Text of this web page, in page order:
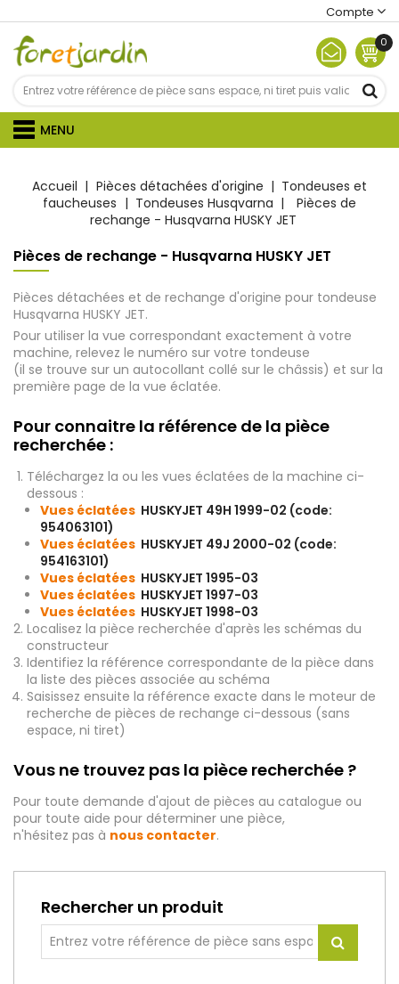
Compte
0
MENU
Accueil Pièces détachées d'origine
Tondeuses et
faucheuses
Tondeuses Husqvarna
Pièces de
rechange - Husqvarna HUSKY JET
Pièces de rechange - Husqvarna HUSKY JET
Pièces détachées et de rechange d'origine pour tondeuse
Husqvarna HUSKY JET.
Pour utiliser la vue correspondant exactement à votre
machine, relevez le numéro sur votre tondeuse
(il se trouve sur un autocollant collé sur le châssis) et sur la
première page de la vue éclatée.
Pour connaitre la référence de la pièce
recherchée :
Téléchargez la ou les vues éclatées de la machine ci-
dessous :
Vues éclatées HUSKYJET 49H 1999-02 (code:
954063101)
Vues éclatées HUSKYJET 49J 2000-02 (code:
954163101)
Vues éclatées HUSKYJET 1995-03
Vues éclatées HUSKYJET 1997-03
Vues éclatées HUSKYJET 1998-03
Localisez la pièce recherchée d'après les schémas du
constructeur
Identifiez la référence correspondante de la pièce dans
la liste des pièces associée au schéma
Saisissez ensuite la référence exacte dans le moteur de
recherche de pièces de rechange ci-dessous (sans
espace, ni tiret)
Vous ne trouvez pas la pièce recherchée ?
Pour toute demande d'ajout de pièces au catalogue ou
pour toute aide pour déterminer une pièce,
n'hésitez pas à nous contacter.
Rechercher un produit